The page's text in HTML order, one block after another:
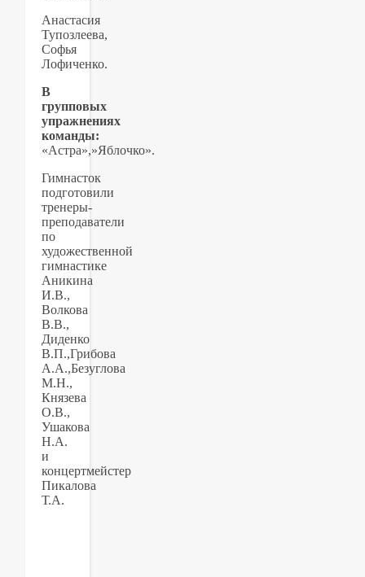
Анастасия
Тупозлеева,
Софья
Лофиченко.
В
групповых
упражнениях
команды:
«Астра»,»Яблочко».
Гимнасток
подготовили
тренеры-
преподаватели
по
художественной
гимнастике
Аникина
И.В.,
Волкова
В.В.,
Диденко
В.П.,Грибова
А.А.,Безуглова
М.Н.,
Князева
О.В.,
Ушакова
Н.А.
и
концертмейстер
Пикалова
Т.А.